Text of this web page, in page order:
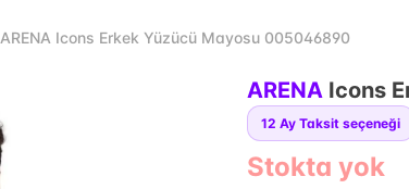
ARENA Icons Erkek Yüzücü Mayosu 005046890
ARENA Icons
12 Ay Taksit seçeneği
Stokta yok